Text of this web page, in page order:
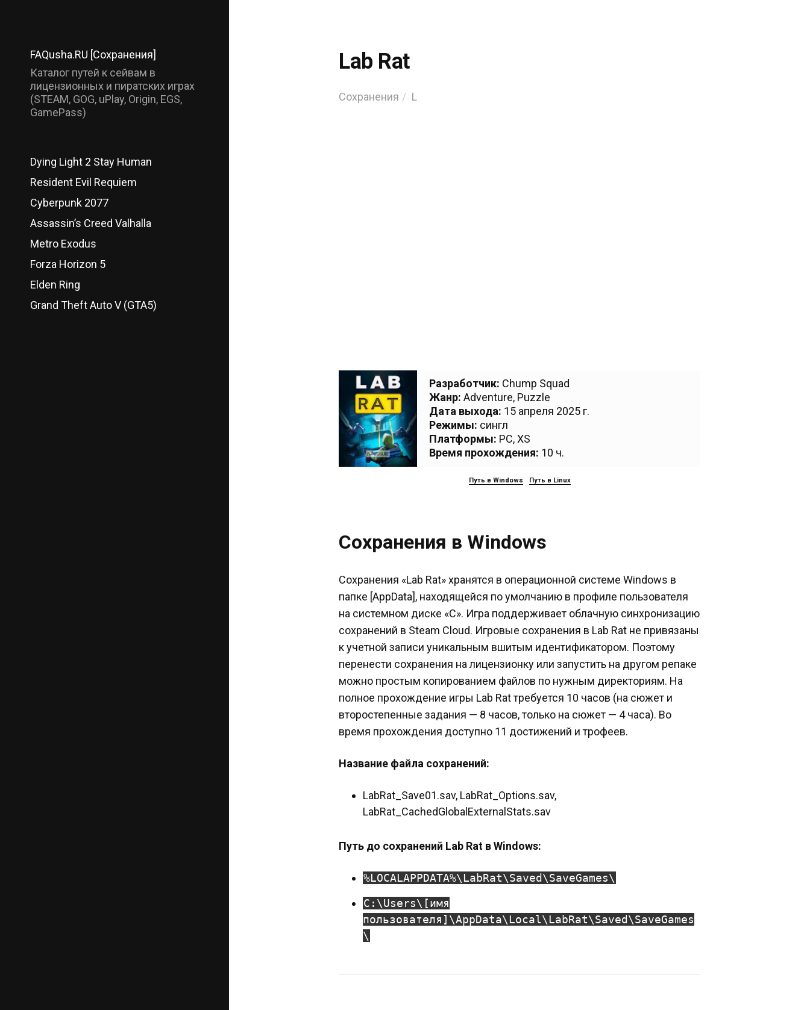
FAQusha.RU [Сохранения]
Каталог путей к сейвам в
лицензионных и пиратских играх
(STEAM, GOG, uPlay, Origin, EGS,
GamePass)
Dying Light 2 Stay Human
Resident Evil Requiem
Cyberpunk 2077
Assassin’s Creed Valhalla
Metro Exodus
Forza Horizon 5
Elden Ring
Grand Theft Auto V (GTA5)
Lab Rat
Сохранения L
Разработчик: Chump Squad
Жанр: Adventure, Puzzle
Дата выхода: 15 апреля 2025 г.
Режимы: сингл
Платформы: PC,XS
Время прохождения: 10 ч.
Путь в Windows Путь в Linux
Сохранения в Windows
Сохранения «Lab Rat» хранятся в операционной системе Windows в
папке [AppData], находящейся по умолчанию в профиле пользователя
на системном диске «C». Игра поддерживает облачную синхронизацию
сохранений в Steam Cloud. Игровые сохранения в Lab Rat не привязаны
к учетной записи уникальным вшитым идентификатором. Поэтому
перенести сохранения на лицензионку или запустить на другом репаке
можно простым копированием файлов по нужным директориям. На
полное прохождение игры Lab Rat требуется 10 часов (на сюжет и
второстепенные задания — 8 часов, только на сюжет — 4 часа). Во
время прохождения доступно 11 достижений и трофеев.
Название файла сохранений:
LabRat_Save01.sav, LabRat_Options.sav,
LabRat_CachedGlobalExternalStats.sav
Путь до сохранений Lab Rat в Windows:
%LOCALAPPDATA%\LabRat\Saved\SaveGames\
C:\Users\[имя
пользователя]\AppData\Local\LabRat\Saved\SaveGames
\